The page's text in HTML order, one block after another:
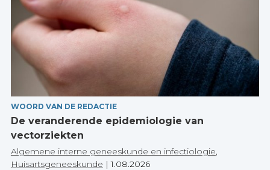
WOORD VAN DE REDACTIE
De veranderende epidemiologie van
vectorziekten
Algemene interne geneeskunde en infectiologie,
Huisartsgeneeskunde |1.08.2026